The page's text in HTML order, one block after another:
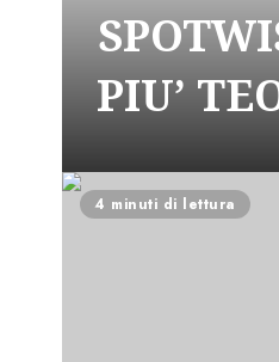
PIU’
4 minuti di lettura